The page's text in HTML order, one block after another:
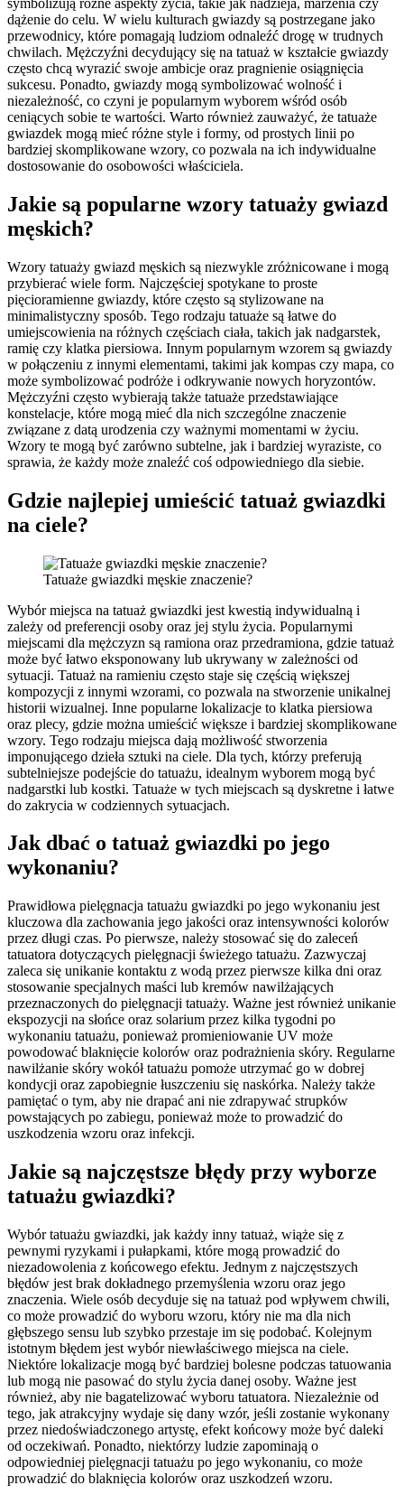
dążenie do celu. W wielu kulturach gwiazdy są postrzegane jako
przewodnicy, które pomagają ludziom odnaleźć drogę w trudnych
chwilach. Mężczyźni decydujący się na tatuaż w kształcie gwiazdy
często chcą wyrazić swoje ambicje oraz pragnienie osiągnięcia
sukcesu. Ponadto, gwiazdy mogą symbolizować wolność i
niezależność, co czyni je popularnym wyborem wśród osób
ceniących sobie te wartości. Warto również zauważyć, że tatuaże
gwiazdek mogą mieć różne style i formy, od prostych linii po
bardziej skomplikowane wzory, co pozwala na ich indywidualne
dostosowanie do osobowości właściciela.
Jakie są popularne wzory tatuaży gwiazd
męskich?
Wzory tatuaży gwiazd męskich są niezwykle zróżnicowane i mogą
przybierać wiele form. Najczęściej spotykane to proste
pięcioramienne gwiazdy, które często są stylizowane na
minimalistyczny sposób. Tego rodzaju tatuaże są łatwe do
umiejscowienia na różnych częściach ciała, takich jak nadgarstek,
ramię czy klatka piersiowa. Innym popularnym wzorem są gwiazdy
w połączeniu z innymi elementami, takimi jak kompas czy mapa, co
może symbolizować podróże i odkrywanie nowych horyzontów.
Mężczyźni często wybierają także tatuaże przedstawiające
konstelacje, które mogą mieć dla nich szczególne znaczenie
związane z datą urodzenia czy ważnymi momentami w życiu.
Wzory te mogą być zarówno subtelne, jak i bardziej wyraziste, co
sprawia, że każdy może znaleźć coś odpowiedniego dla siebie.
Gdzie najlepiej umieścić tatuaż gwiazdki
na ciele?
Tatuaże gwiazdki męskie znaczenie?
Wybór miejsca na tatuaż gwiazdki jest kwestią indywidualną i
zależy od preferencji osoby oraz jej stylu życia. Popularnymi
miejscami dla mężczyzn są ramiona oraz przedramiona, gdzie tatuaż
może być łatwo eksponowany lub ukrywany w zależności od
sytuacji. Tatuaż na ramieniu często staje się częścią większej
kompozycji z innymi wzorami, co pozwala na stworzenie unikalnej
historii wizualnej. Inne popularne lokalizacje to klatka piersiowa
oraz plecy, gdzie można umieścić większe i bardziej skomplikowane
wzory. Tego rodzaju miejsca dają możliwość stworzenia
imponującego dzieła sztuki na ciele. Dla tych, którzy preferują
subtelniejsze podejście do tatuażu, idealnym wyborem mogą być
nadgarstki lub kostki. Tatuaże w tych miejscach są dyskretne i łatwe
do zakrycia w codziennych sytuacjach.
Jak dbać o tatuaż gwiazdki po jego
wykonaniu?
Prawidłowa pielęgnacja tatuażu gwiazdki po jego wykonaniu jest
kluczowa dla zachowania jego jakości oraz intensywności kolorów
przez długi czas. Po pierwsze, należy stosować się do zaleceń
tatuatora dotyczących pielęgnacji świeżego tatuażu. Zazwyczaj
zaleca się unikanie kontaktu z wodą przez pierwsze kilka dni oraz
stosowanie specjalnych maści lub kremów nawilżających
przeznaczonych do pielęgnacji tatuaży. Ważne jest również unikanie
ekspozycji na słońce oraz solarium przez kilka tygodni po
wykonaniu tatuażu, ponieważ promieniowanie UV może
powodować blaknięcie kolorów oraz podrażnienia skóry. Regularne
nawilżanie skóry wokół tatuażu pomoże utrzymać go w dobrej
kondycji oraz zapobiegnie łuszczeniu się naskórka. Należy także
pamiętać o tym, aby nie drapać ani nie zdrapywać strupków
powstających po zabiegu, ponieważ może to prowadzić do
uszkodzenia wzoru oraz infekcji.
Jakie są najczęstsze błędy przy wyborze
tatuażu gwiazdki?
Wybór tatuażu gwiazdki, jak każdy inny tatuaż, wiąże się z
pewnymi ryzykami i pułapkami, które mogą prowadzić do
niezadowolenia z końcowego efektu. Jednym z najczęstszych
błędów jest brak dokładnego przemyślenia wzoru oraz jego
znaczenia. Wiele osób decyduje się na tatuaż pod wpływem chwili,
co może prowadzić do wyboru wzoru, który nie ma dla nich
głębszego sensu lub szybko przestaje im się podobać. Kolejnym
istotnym błędem jest wybór niewłaściwego miejsca na ciele.
Niektóre lokalizacje mogą być bardziej bolesne podczas tatuowania
lub mogą nie pasować do stylu życia danej osoby. Ważne jest
również, aby nie bagatelizować wyboru tatuatora. Niezależnie od
tego, jak atrakcyjny wydaje się dany wzór, jeśli zostanie wykonany
przez niedoświadczonego artystę, efekt końcowy może być daleki
od oczekiwań. Ponadto, niektórzy ludzie zapominają o
odpowiedniej pielęgnacji tatuażu po jego wykonaniu, co może
prowadzić do blaknięcia kolorów oraz uszkodzeń wzoru.